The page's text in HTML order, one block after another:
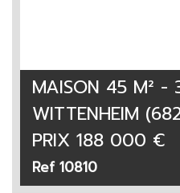
MAISON 45 M² -
WITTENHEIM
PRIX 188 000 €
Ref 10810